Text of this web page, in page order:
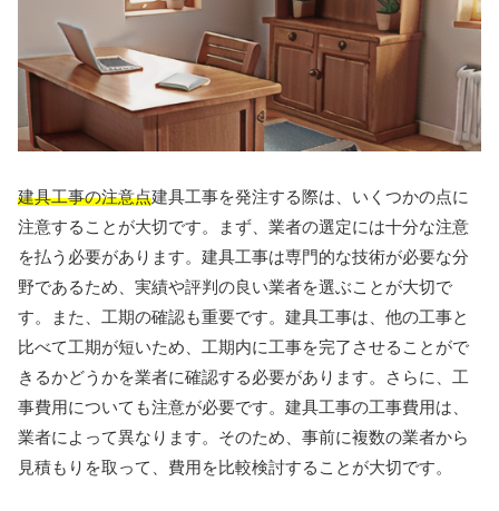
建具工事の注意点建具工事を発注する際は、いくつかの点に
注意することが大切です。まず、業者の選定には十分な注意
を払う必要があります。建具工事は専門的な技術が必要な分
野であるため、実績や評判の良い業者を選ぶことが大切で
す。また、工期の確認も重要です。建具工事は、他の工事と
比べて工期が短いため、工期内に工事を完了させることがで
きるかどうかを業者に確認する必要があります。さらに、工
事費用についても注意が必要です。建具工事の工事費用は、
業者によって異なります。そのため、事前に複数の業者から
見積もりを取って、費用を比較検討することが大切です。